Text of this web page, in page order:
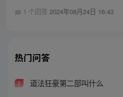
1 个回答 2024年08月24日 16:43
热门问答
1 道法狂豪第二部叫什么